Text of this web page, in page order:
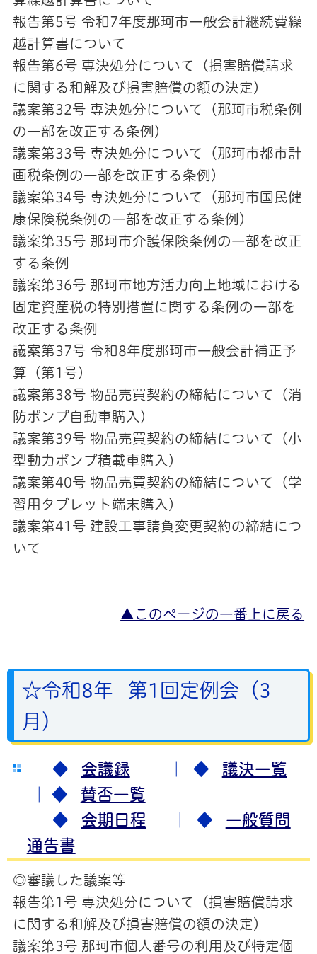
報告第5号 令和7年度那珂市一般会計継続費繰
越計算書について
報告第6号 専決処分について（損害賠償請求
に関する和解及び損害賠償の額の決定）
議案第32号 専決処分について（那珂市税条例
の一部を改正する条例）
議案第33号 専決処分について（那珂市都市計
画税条例の一部を改正する条例）
議案第34号 専決処分について（那珂市国民健
康保険税条例の一部を改正する条例）
議案第35号 那珂市介護保険条例の一部を改正
する条例
議案第36号 那珂市地方活力向上地域における
固定資産税の特別措置に関する条例の一部を
改正する条例
議案第37号 令和8年度那珂市一般会計補正予
算（第1号）
議案第38号 物品売買契約の締結について（消
防ポンプ自動車購入）
議案第39号 物品売買契約の締結について（小
型動力ポンプ積載車購入）
議案第40号 物品売買契約の締結について（学
習用タブレット端末購入）
議案第41号 建設工事請負変更契約の締結につ
いて
▲このページの一番上に戻る
☆令和8年 第1回定例会（3
月）
◆ 会議録 ◆ 議決一覧
◆ 賛否一覧
◆ 会期日程 ｜ ◆ 一般質問
通告書
◎審議した議案等
報告第1号 専決処分について（損害賠償請求
に関する和解及び損害賠償の額の決定）
議案第3号 那珂市個人番号の利用及び特定個